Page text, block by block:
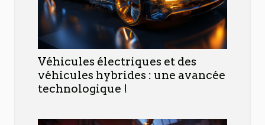
Véhicules électriques et des
véhicules hybrides : une avancée
technologique !